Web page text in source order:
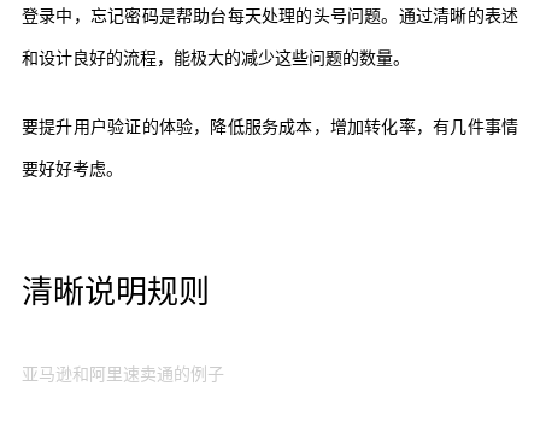
登录中，忘记密码是帮助台每天处理的头号问题。通过清晰的表述
和设计良好的流程，能极大的减少这些问题的数量。
要提升用户验证的体验，降低服务成本，增加转化率，有几件事情
要好好考虑。
清晰说明规则
亚马逊和阿里速卖通的例子